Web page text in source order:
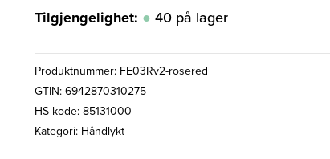
Tilgjengelighet: 40 på lager
Produktnummer: FE03Rv2-rosered
GTIN: 6942870310275
HS-kode: 85131000
Kategori: Håndlykt